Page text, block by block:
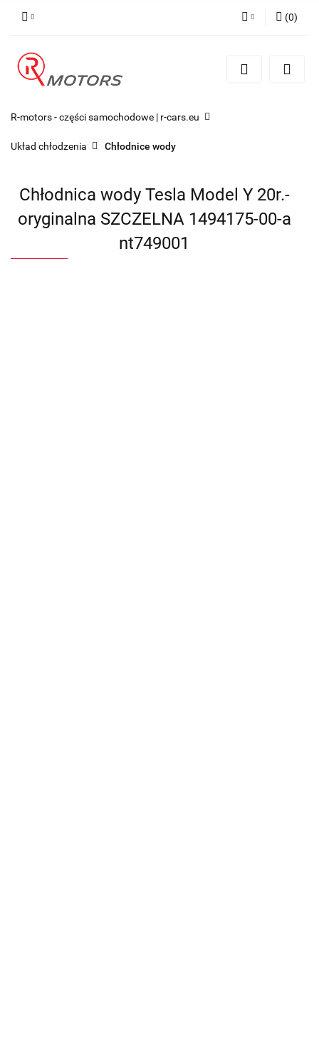
Zarejestruj się
(0)
R-motors - części samochodowe | r-cars.eu
Układ chłodzenia Chłodnice wody
Chłodnica wody Tesla Model Y 20r.-
oryginalna SZCZELNA 1494175-00-a
nt749001